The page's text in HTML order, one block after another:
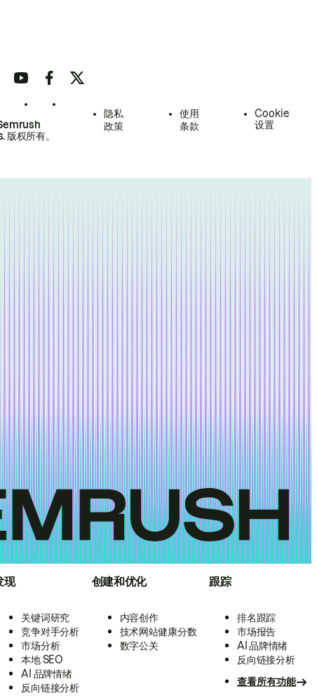
现
关键词研究
竞争对手分析
市场分析
本地 SEO
AI 品牌情绪
反向链接分析
创建和优化
内容创作
技术网站健康分数
数字公关
跟踪
排名跟踪
市场报告
AI 品牌情绪
反向链接分析
查看所有功能
版权所有。
隐私
政策
使用
条款
Cookie
设置